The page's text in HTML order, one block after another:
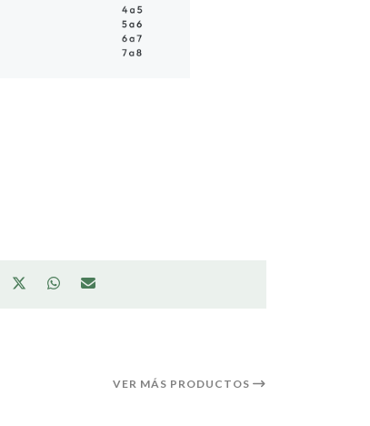
VER MÁS PRODUCTOS